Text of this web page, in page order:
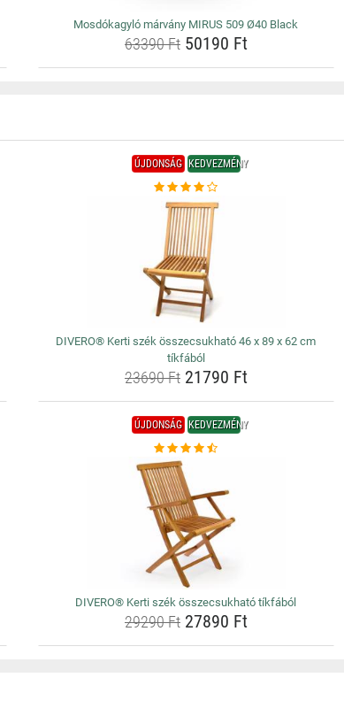
Mosdókagyló márvány MIRUS 509 Ø40 Black
63390 Ft50190 Ft
ÚJDONSÁG KEDVEZMÉNY
DIVERO® Kerti szék összecsukható 46 x 89 x 62 cm
tíkfából
23690 Ft21790 Ft
ÚJDONSÁG KEDVEZMÉNY
DIVERO® Kerti szék összecsukható tíkfából
29290 Ft27890 Ft